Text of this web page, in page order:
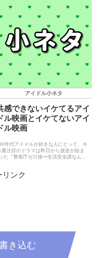
アイドル小ネタ
感できないイケてるアイ
ドル映画とイケてないアイ
ドル映画
年代アイドルが好きな人にとって、今
番注目のドラマは昨日から放送が始ま
った『警視庁ゼロ係〜生活安全課なんで
』がメイン格で出演しているのです
ンク
き込む